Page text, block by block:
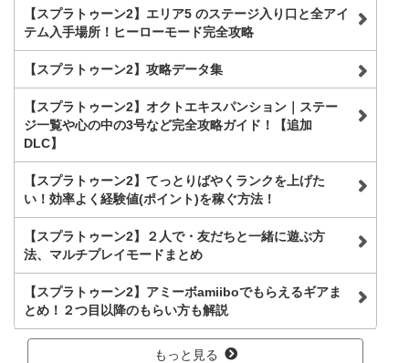
【スプラトゥーン2】エリア5 のステージ入り口と全アイ
テム入手場所！ヒーローモード完全攻略
【スプラトゥーン2】攻略データ集
【スプラトゥーン2】オクトエキスパンション｜ステー
ジ一覧や心の中の3号など完全攻略ガイド！【追加
DLC】
【スプラトゥーン2】てっとりばやくランクを上げた
い！効率よく経験値(ポイント)を稼ぐ方法！
【スプラトゥーン2】２人で・友だちと一緒に遊ぶ方
法、マルチプレイモードまとめ
【スプラトゥーン2】アミーボamiiboでもらえるギアま
とめ！２つ目以降のもらい方も解説
もっと見る